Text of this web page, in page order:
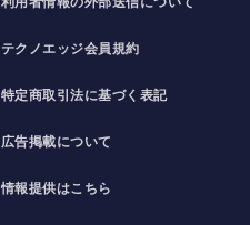
テクノエッジ会員規約
特定商取引法に基づく表記
広告掲載について
情報提供はこちら